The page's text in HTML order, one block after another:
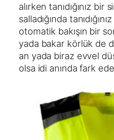
alırken tanıdığınız bir
salladığında
otomatik bakışın bir
yada bakar körlük de
an yada biraz evvel
olsa idi anında fark